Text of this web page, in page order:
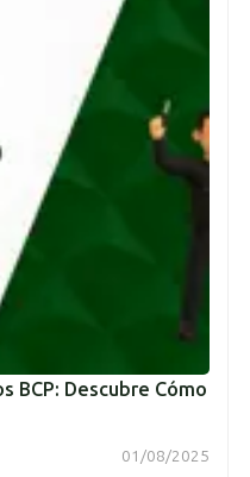
BCP: Descubre Cómo
01/08/2025